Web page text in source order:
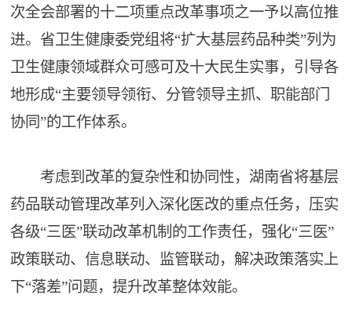
次全会部署的十二项重点改革事项之一予以高位推
进。省卫生健康委党组将“扩大基层药品种类”列为
卫生健康领域群众可感可及十大民生实事，引导各
地形成“主要领导领衔、分管领导主抓、职能部门
协同”的工作体系。
考虑到改革的复杂性和协同性，湖南省将基层
药品联动管理改革列入深化医改的重点任务，压实
各级“三医”联动改革机制的工作责任，强化“三医”
政策联动、信息联动、监管联动，解决政策落实上
下“落差”问题，提升改革整体效能。